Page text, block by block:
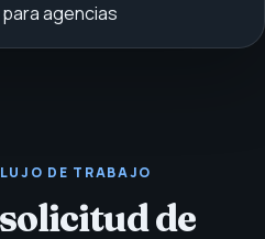
agencias
DE TRABAJO
de